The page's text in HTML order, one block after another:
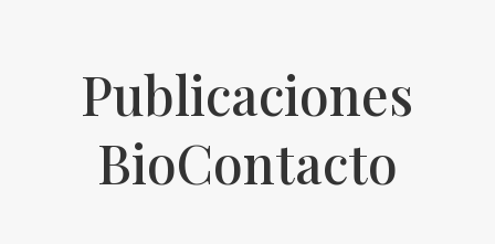
Publicaciones
BioContacto